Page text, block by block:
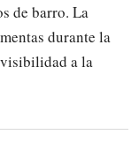
de barro. La
durante la
a la